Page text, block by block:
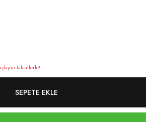
taksitlerle!
SEPETE EKLE